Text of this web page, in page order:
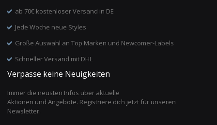
ab 70€ kostenloser Versand in DE
Jede Woche neue Styles
Große Auswahl an Top Marken und Newcomer-Labels
Schneller Versand mit DHL
Verpasse keine Neuigkeiten
Immer die neusten Infos über aktuelle
Aktionen und Angebote. Registriere dich jetzt für unseren
Newsletter.